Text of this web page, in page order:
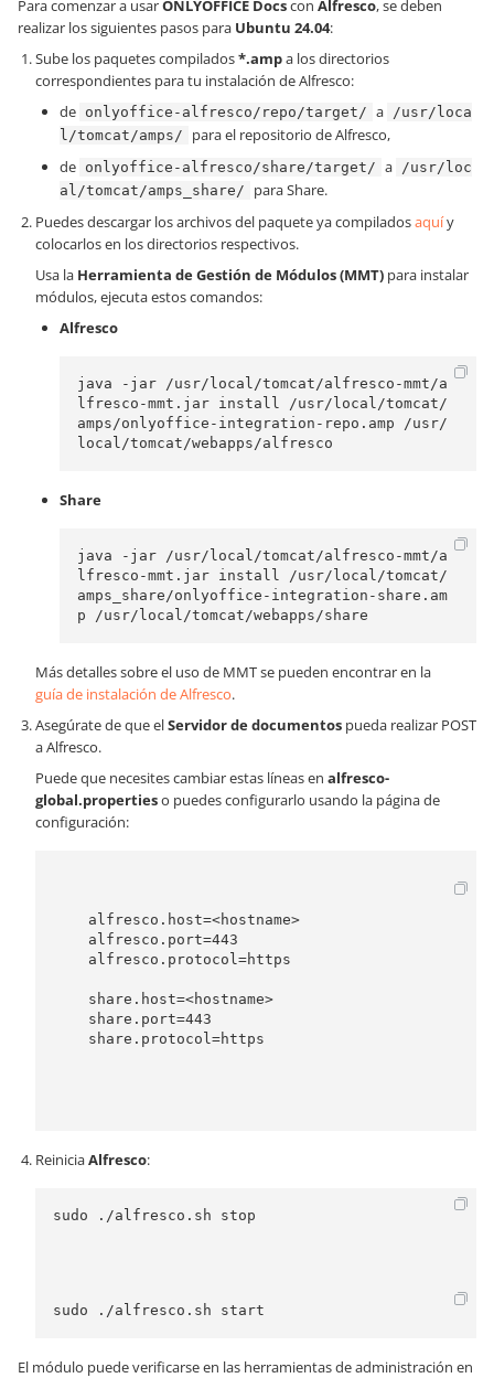
Para comenzar a usarONLYOFFICE Docscon Alfresco, se deben
realizar los siguientes pasos para Ubuntu 24.04:
Sube los paquetes compilados*.ampa los directorios
correspondientes para tu instalación de Alfresco:
de onlyoffice-alfresco/repo/target/ a /usr/loca
l/tomcat/amps/
para el repositorio de Alfresco,
de onlyoffice-alfresco/share/target/ a /usr/loc
al/tomcat/amps_share/
para Share.
Puedes descargar los archivos del paquete ya compiladosaquíy
colocarlos en los directorios respectivos.
Usa la Herramienta de Gestión de Módulos (MMT) para instalar
módulos, ejecuta estos comandos:
Alfresco
java -jar /usr/local/tomcat/alfresco-mmt/a
lfresco-mmt.jar install /usr/local/tomcat/
amps/onlyoffice-integration-repo.amp /usr/
local/tomcat/webapps/alfresco
Share
java -jar /usr/local/tomcat/alfresco-mmt/a
lfresco-mmt.jar install /usr/local/tomcat/
amps_share/onlyoffice-integration-share.am
p /usr/local/tomcat/webapps/share
Más detalles sobre el uso de MMT se pueden encontrar en la
guía de instalación de Alfresco.
Asegúrate de que elServidor de documentos pueda realizar POST
a Alfresco.
Puede que necesites cambiar estas líneas en alfresco-
global.propertieso puedes configurarlo usando la página de
configuración:
ReiniciaAlfresco:
sudo ./alfresco.sh stop
sudo ./alfresco.sh start
El módulo puede verificarse en las herramientas de administración en